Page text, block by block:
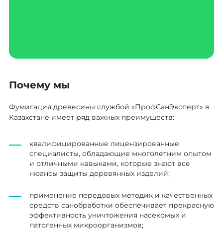
Почему мы
Фумигация древесины службой «ПрофСанЭксперт» в
Казахстане имеет ряд важных преимуществ:
квалифицированные лицензированные
специалисты, обладающие многолетним опытом
и отличными навыками, которые знают все
нюансы защиты деревянных изделий;
применение передовых методик и качественных
средств санобработки обеспечивает прекрасную
эффективность уничтожения насекомых и
патогенных микроорганизмов;